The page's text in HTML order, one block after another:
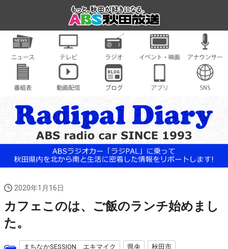
2020年1月16日
カフェこのは、ご飯のランチ始めまし
た。
まちなかSESSION エキマイク 県央 秋田市